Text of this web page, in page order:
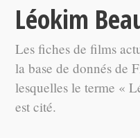
Léokim
Les fiches de films
la base de donnés de
lesquelles le terme «
est cité.